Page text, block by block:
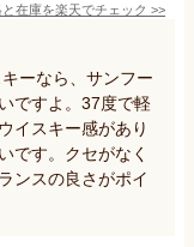
在庫を楽天でチェック >>
ーなら、サンフー
ですよ。37度で軽
イスキー感があり
です。クセがなく
ンスの良さがポイ